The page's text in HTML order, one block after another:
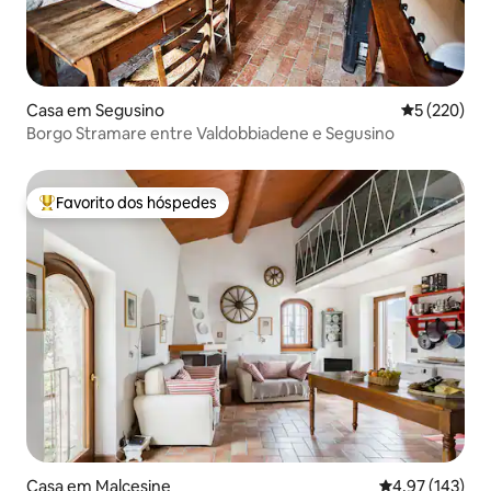
Casa em Segusino
5 (220)
Borgo Stramare entre Valdobbiadene e Segusino
Favoritos dos hóspedes mais apreciados
Favorito dos hóspedes
Casa em Malcesine Classificação
4,97 (143)